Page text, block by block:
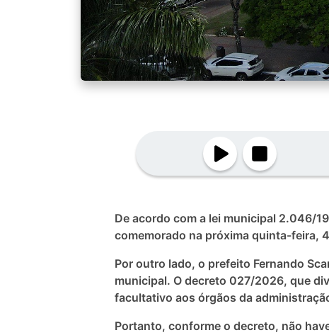
De acordo com a lei municipal 2.046/
comemorado na próxima quinta-feira,
Por outro lado, o prefeito Fernando
municipal. O decreto 027/2026, que
facultativo aos órgãos da
Portanto, conforme o decreto, não